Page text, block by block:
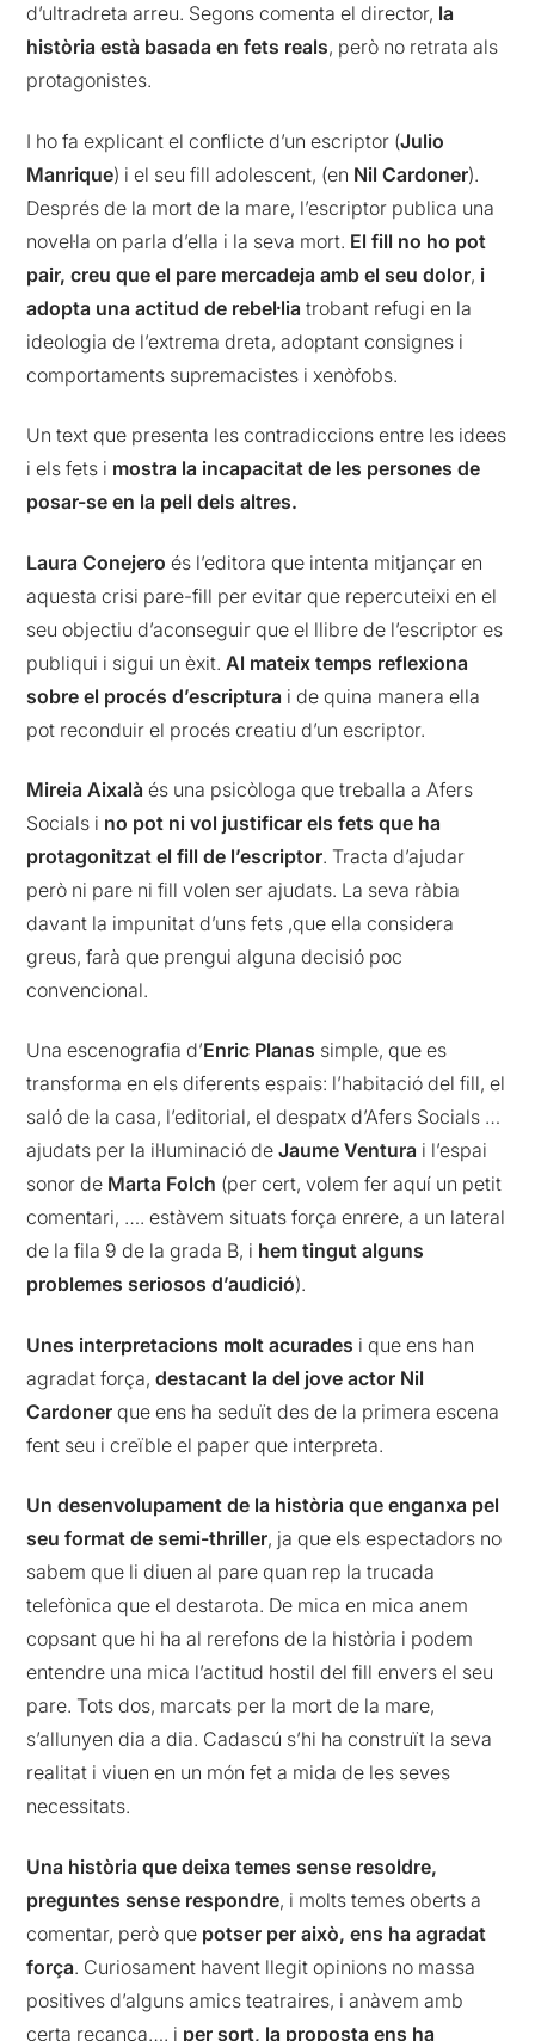
d’ultradreta arreu. Segons comenta el director, la
història està basada en fets reals, però no retrata als
protagonistes.
I ho fa explicant el conflicte d’un escriptor (Julio
Manrique) i el seu fill adolescent, (en Nil Cardoner).
Després de la mort de la mare, l’escriptor publica una
novel·la on parla d’ella i la seva mort. El fill no ho pot
pair, creu que el pare mercadeja amb el seu dolor, i
adopta una actitud de rebel·lia trobant refugi en la
ideologia de l’extrema dreta, adoptant consignes i
comportaments supremacistes i xenòfobs.
Un text que presenta les contradiccions entre les idees
i els fets i mostra la incapacitat de les persones de
posar-se en la pell dels altres.
Laura Conejero és l’editora que intenta mitjançar en
aquesta crisi pare-fill per evitar que repercuteixi en el
seu objectiu d’aconseguir que el llibre de l’escriptor es
publiqui i sigui un èxit.Al mateix temps reflexiona
sobre el procés d’escriptura i de quina manera ella
pot reconduir el procés creatiu d’un escriptor.
Mireia Aixalà és una psicòloga que treballa a Afers
Socials i no pot ni vol justificar els fets que ha
protagonitzat el fill de l’escriptor. Tracta d’ajudar
però ni pare ni fill volen ser ajudats. La seva ràbia
davant la impunitat d’uns fets ,que ella considera
greus, farà que prengui alguna decisió poc
convencional.
Una escenografia d’Enric Planas simple, que es
transforma en els diferents espais: l’habitació del fill, el
saló de la casa, l’editorial, el despatx d’Afers Socials …
ajudats per la il·luminació deJaume Ventura i l’espai
sonor de Marta Folch (per cert, volem fer aquí un petit
comentari, …. estàvem situats força enrere, a un lateral
de la fila 9 de la grada B, i hem tingut alguns
problemes seriosos d’audició).
Unes interpretacions molt acurades i que ens han
agradat força,destacant la del jove actor Nil
Cardoner que ens ha seduït des de la primera escena
fent seu i creïble el paper que interpreta.
Un desenvolupament de la història que enganxa pel
seu format de semi-thriller, ja que els espectadors no
sabem que li diuen al pare quan rep la trucada
telefònica que el destarota. De mica en mica anem
copsant que hi ha al rerefons de la història i podem
entendre una mica l’actitud hostil del fill envers el seu
pare. Tots dos, marcats per la mort de la mare,
s’allunyen dia a dia. Cadascú s’hi ha construït la seva
realitat i viuen en un món fet a mida de les seves
necessitats.
Una història que deixa temes sense resoldre,
preguntes sense respondre, i molts temes oberts a
comentar, però que potser per això, ens ha agradat
força. Curiosament havent llegit opinions no massa
positives d’alguns amics teatraires, i anàvem amb
certa recança…. i per sort, la proposta ens ha